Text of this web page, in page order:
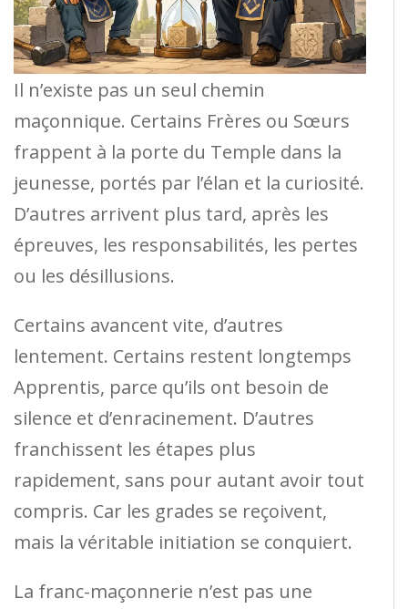
Il n’existe pas un seul chemin
maçonnique. Certains Frères ou Sœurs
frappent à la porte du Temple dans la
jeunesse, portés par l’élan et la curiosité.
D’autres arrivent plus tard, après les
épreuves, les responsabilités, les pertes
ou les désillusions.
Certains avancent vite, d’autres
lentement. Certains restent longtemps
Apprentis, parce qu’ils ont besoin de
silence et d’enracinement. D’autres
franchissent les étapes plus
rapidement, sans pour autant avoir tout
compris. Car les grades se reçoivent,
mais la véritable initiation se conquiert.
La franc-maçonnerie n’est pas une